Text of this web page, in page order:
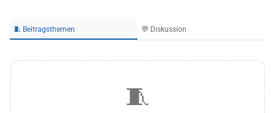
🧵 Beitragsthemen 💬 Diskussion
🧵